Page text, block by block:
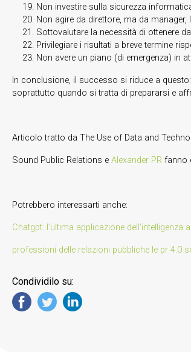
Non investire sulla sicurezza
Non agire da direttore, ma da
Sottovalutare la necessità di ottenere
Privilegiare i risultati a breve termine
Non avere un piano (di emergenza) in
In conclusione, il successo si riduce a
soprattutto quando si tratta di prepararsi e
Articolo tratto da The Use of Data and
Sound Public Relations e Alexander PR fanno
Potrebbero interessarti anche:
Chatgpt: l’ultima applicazione
professioni delle relazioni pubbliche le pr 4.0
Condividilo su: